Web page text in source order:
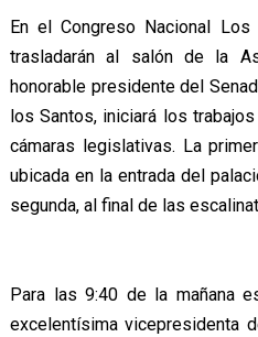
En el Congreso Nacional
trasladarán al salón de la
honorable presidente del
los Santos, iniciará los
cámaras legislativas. La
ubicada en la entrada del
segunda, al final de las
Para las 9:40 de la mañana
excelentísima vicepresidenta